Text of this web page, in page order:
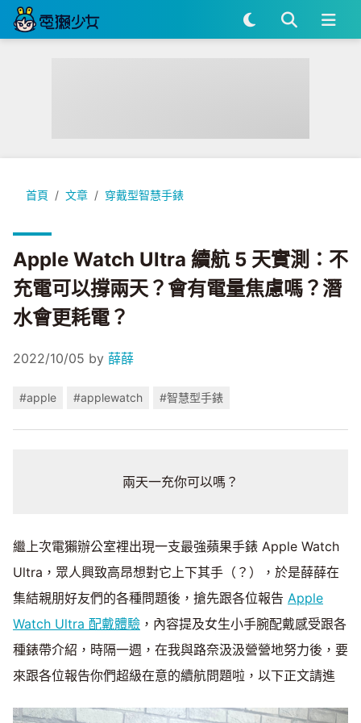
首頁 文章 穿戴型智慧手錶
Apple Watch Ultra 續航 5 天實測：不充電可以撐兩天？會有
Apple Watch Ultra 續航 5 天實測：不
充電可以撐兩天？會有電量焦慮嗎？潛
水會更耗電？
2022/10/05 by 薛薛
#apple #applewatch #智慧型手錶
兩天一充你可以嗎？
繼上次電獺辦公室裡出現一支最強蘋果手錶 Apple Watch
Ultra，眾人興致高昂想對它上下其手（？），於是薛薛在
集結親朋好友們的各種問題後，搶先跟各位報告 Apple
Watch Ultra 配戴體驗 ，內容提及女生小手腕配戴感受跟各
種錶帶介紹，時隔一週，在我與路奈汲汲營營地努力後，要
來跟各位報告你們超級在意的續航問題啦，以下正文請進